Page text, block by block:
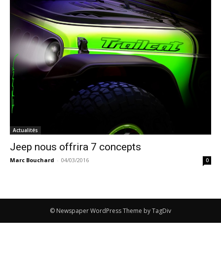
Actualités
Jeep nous offrira 7 concepts
Marc Bouchard - 04/03/2016 0
© Newspaper WordPress Theme by TagDiv